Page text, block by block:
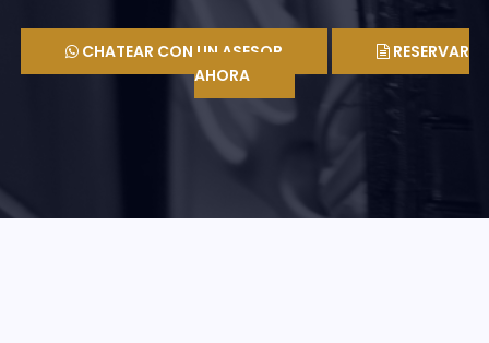
CHATEAR CON UN ASESOR
RESERVAR
AHORA